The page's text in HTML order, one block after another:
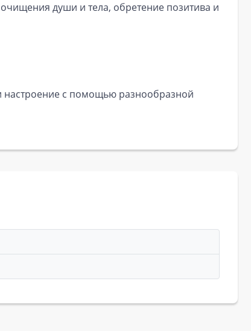
души и тела, обретение позитива и
настроение с помощью разнообразной